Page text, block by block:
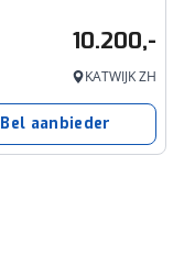
10.200,-
KATWIJK ZH
Bel aanbieder